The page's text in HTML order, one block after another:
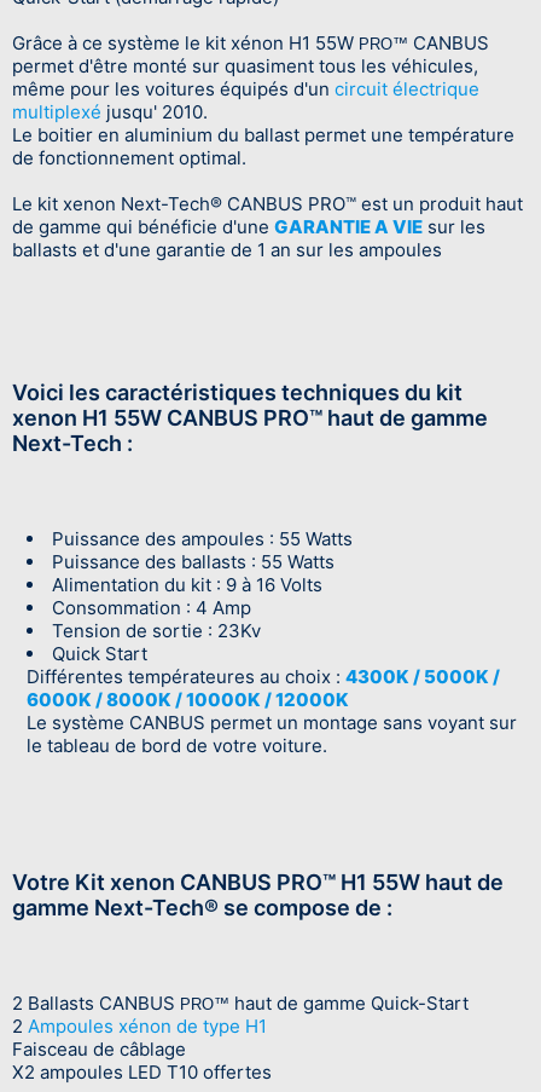
Grâce à ce système le kit xénon H1 55W PRO™ CANBUS
permet d'être monté sur quasiment tous les véhicules,
même pour les voitures équipés d'un circuit électrique
multiplexé jusqu' 2010.
Le boitier en aluminium du ballast permet une température
de fonctionnement optimal.
Le kit xenon Next-Tech® CANBUS PRO™ est un produit haut
de gamme qui bénéficie d'une GARANTIE A VIE sur les
ballasts et d'une garantie de 1 an sur les ampoules
Voici les caractéristiques techniques du kit
xenon H1 55W CANBUS PRO™ haut de gamme
Next-Tech :
Puissance des ampoules : 55 Watts
Puissance des ballasts : 55 Watts
Alimentation du kit : 9 à 16 Volts
Consommation : 4 Amp
Tension de sortie : 23Kv
Quick Start
Différentes températeures au choix : 4300K / 5000K /
6000K / 8000K / 10000K / 12000K
Le système CANBUS permet un montage sans voyant sur
le tableau de bord de votre voiture.
Votre Kit xenon CANBUS PRO™ H1 55W haut de
gamme Next-Tech® se compose de :
2 Ballasts CANBUS PRO™ haut de gamme Quick-Start
2 Ampoules xénon de type H1
Faisceau de câblage
X2 ampoules LED T10 offertes